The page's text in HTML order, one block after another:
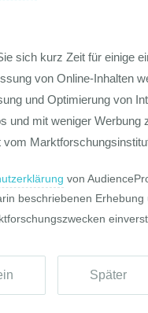
Sie Ihre
Tel.: +43 1 470 65 10